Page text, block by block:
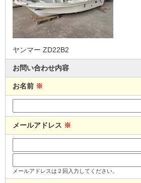
ヤンマー ZD22B2
お問い合わせ内容
お名前 ※
メールアドレス ※
メールアドレスは２回入力してください。